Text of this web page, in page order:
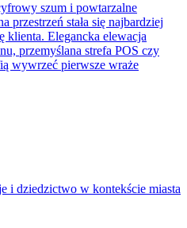
szum i powtarzalne
przestrzeń stała się najbardziej
klienta. Elegancka elewacja
przemyślana strefa POS czy
wywrzeć pierwsze wraże
i dziedzictwo w kontekście miasta